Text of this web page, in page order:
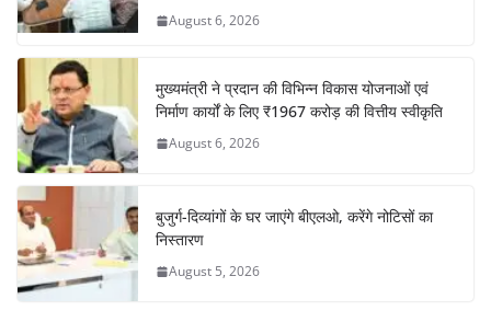
August 6, 2026
मुख्यमंत्री ने प्रदान की विभिन्न विकास योजनाओं एवं
निर्माण कार्यों के लिए ₹1967 करोड़ की वित्तीय स्वीकृति
August 6, 2026
बुजुर्ग-दिव्यांगों के घर जाएंगे बीएलओ, करेंगे नोटिसों का
निस्तारण
August 5, 2026